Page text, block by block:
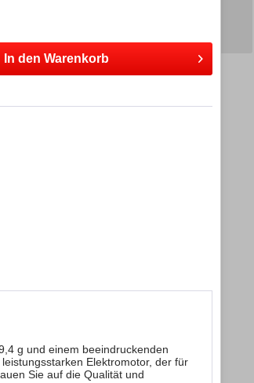
In den Warenkorb
g und einem beeindruckenden
Elektromotor, der für
Sie auf die Qualität und